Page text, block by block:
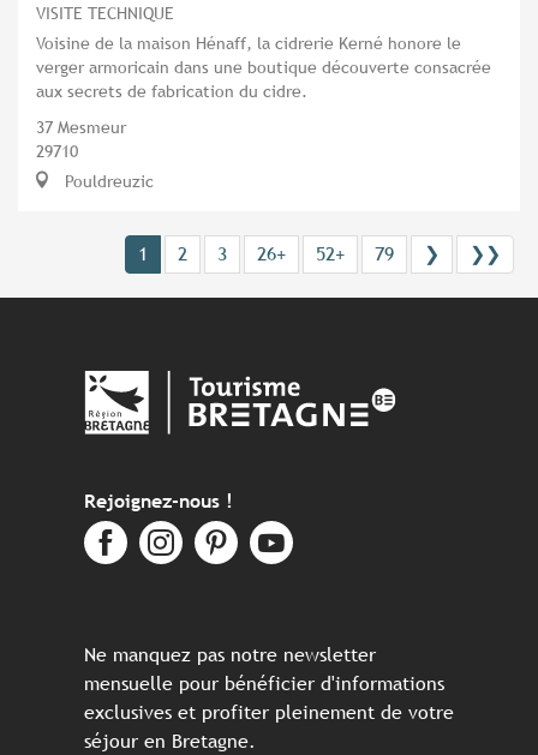
VISITE TECHNIQUE
Voisine de la maison Hénaff, la cidrerie Kerné honore le
verger armoricain dans une boutique découverte consacrée
aux secrets de fabrication du cidre.
37 Mesmeur
29710
Pouldreuzic
1 2 3 26+ 52+ 79 ❯ ❯❯
Rejoignez-nous !
Ne manquez pas notre newsletter
mensuelle pour bénéficier d'informations
exclusives et profiter pleinement de votre
séjour en Bretagne.